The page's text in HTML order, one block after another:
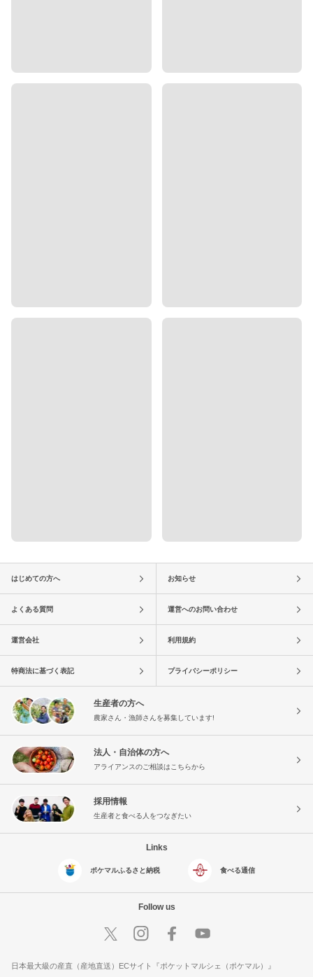
はじめての方へ お知らせ
よくある質問 運営へのお問い合わせ
運営会社 利用規約
特商法に基づく表記 プライバシーポリシー
生産者の方へ
農家さん・漁師さんを募集しています!
法人・自治体の方へ
アライアンスのご相談はこちらから
採用情報
生産者と食べる人をつなぎたい
Links
ポケマルふるさと納税 食べる通信
Follow us
日本最大級の産直（産地直送）ECサイト『ポケットマルシェ（ポケマル）』